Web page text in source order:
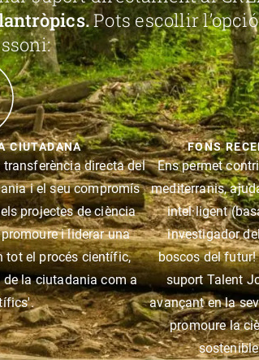
Pots escollir
CIUTADANA
directa del
i el seu compromís
projectes de ciència
i liderar una
tot el procés científic,
la ciutadania com a
FONS
Ens permet
mediterranis,
intel·ligent
investigador
boscos del futur!
suport Talent
avançant en la
promoure la